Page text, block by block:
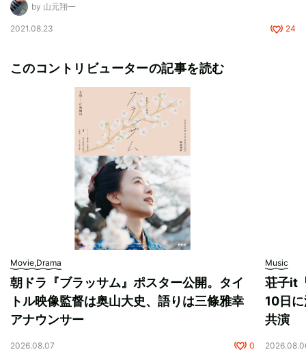
by 山元翔一
2021.08.23 24
このコントリビューターの記事を読む
Movie,Drama
朝ドラ『ブラッサム』ポスター公開。タイ
トル映像監督は奥山大史、語りは三條雅幸
アナウンサー
2026.08.07 0
Music
荘子it
10日
共演